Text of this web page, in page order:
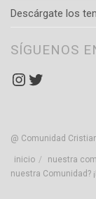
Descárgate los
SÍGUENOS
Instagram
Twitter
@ Comunidad
inicio nuestra
nuestra Comunidad?